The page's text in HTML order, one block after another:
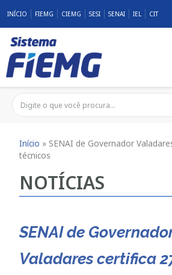
INÍCIO FIEMG CIEMG SESI SENAI IEL CIT
Início » SENAI de Governador
técnicos
NOTÍCIAS
SENAI de
Valadares certifica